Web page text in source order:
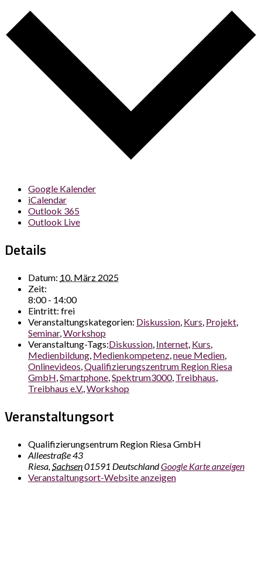
Google Kalender
iCalendar
Outlook 365
Outlook Live
Details
Datum: 10. März 2025
Zeit:
8:00 - 14:00
Eintritt: frei
Veranstaltungskategorien: Diskussion, Kurs, Projekt,
Seminar,Workshop
Veranstaltung-Tags:Diskussion, Internet, Kurs,
Medienbildung, Medienkompetenz,neue Medien,
Onlinevideos,Qualifizierungszentrum Region Riesa
GmbH,Smartphone,Spektrum3000, Treibhaus,
Treibhaus e.V.,Workshop
Veranstaltungsort
Qualifizierungsentrum Region Riesa GmbH
Alleestraße 43
Riesa Sachsen01591 DeutschlandGoogle Karte anzeigen
Veranstaltungsort-Website anzeigen